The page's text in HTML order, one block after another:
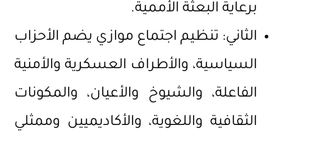
برعاية البعثة الأممية.
الثاني: تنظيم اجتماع موازي يضم الأحزاب
السياسية، والأطراف العسكرية والأمنية
الفاعلة، والشيوخ والأعيان، والمكونات
الثقافية واللغوية، والأكاديميين وممثلي